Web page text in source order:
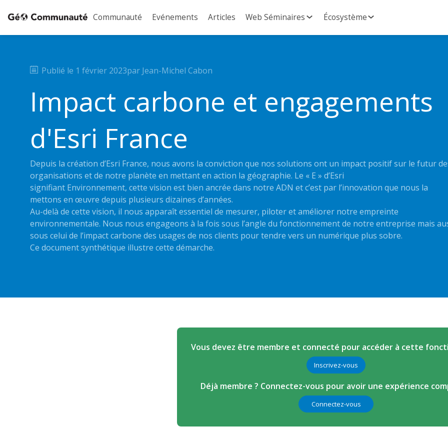
Communauté Evénements Articles Web Séminaires Écosystème
Publié le 1 février 2023par Jean-Michel Cabon
Impact carbone et engagements
d'Esri France
Depuis la création d’Esri France, nous avons la conviction que nos solutions ont un impact positif sur le futur
organisations et de notre planète en mettant en action la géographie. Le « E » d’Esri
signifiant Environnement, cette vision est bien ancrée dans notre ADN et c’est par l’innovation que nous la
mettons en œuvre depuis plusieurs dizaines d’années.
Au-delà de cette vision, il nous apparaît essentiel de mesurer, piloter et améliorer notre empreinte
environnementale. Nous nous engageons à la fois sous l’angle du fonctionnement de notre entreprise mais
sous celui de l’impact carbone des usages de nos clients pour tendre vers un numérique plus sobre.
Ce document synthétique illustre cette démarche.
Vous devez être membre et connecté pour accéder à cette
Inscrivez-vous
Déjà membre ? Connectez-vous pour avoir une expérience
Connectez-vous